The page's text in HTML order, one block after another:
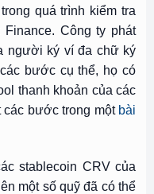
quá trình kiểm tra
Công ty phát
người ký ví đa chữ ký
bước cụ thể, họ có
thanh khoản của các
các bước trong một bài
stablecoin CRV của
một số quỹ đã có thể